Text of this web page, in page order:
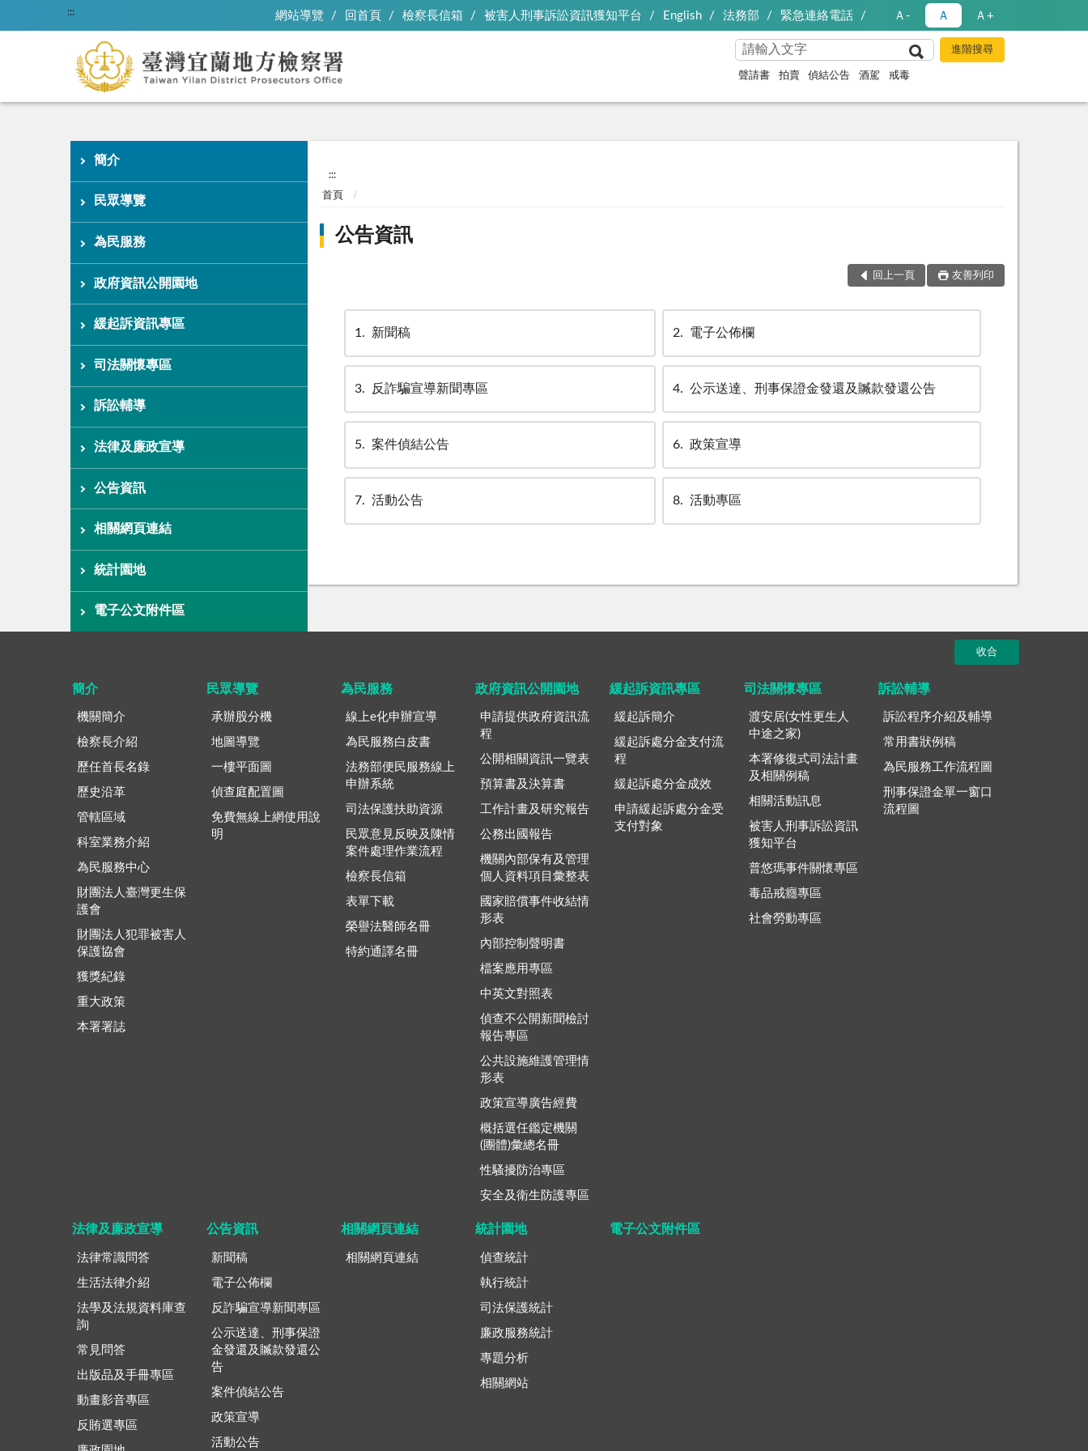
::: 網站導覽 回首頁 檢察長信箱 被害人刑事訴訟資訊獲知平台 English 法務部 緊急連絡電話 Ａ- Ａ Ａ+
聲請書 拍賣 偵結公告 酒駕 戒毒
簡介
民眾導覽
為民服務
政府資訊公開園地
緩起訴資訊專區
司法關懷專區
訴訟輔導
法律及廉政宣導
公告資訊
相關網頁連結
統計園地
電子公文附件區
:::
首頁
公告資訊
回上一頁 友善列印
1 新聞稿 2 電子公佈欄
3 反詐騙宣導新聞專區 4 公示送達、刑事保證金發還及贓款發還公告
5 案件偵結公告 6 政策宣導
7 活動公告 8 活動專區
收合
簡介
機關簡介
檢察長介紹
歷任首長名錄
歷史沿革
管轄區域
科室業務介紹
為民服務中心
財團法人臺灣更生保
護會
財團法人犯罪被害人
保護協會
獲獎紀錄
重大政策
本署署誌
民眾導覽
承辦股分機
地圖導覽
一樓平面圖
偵查庭配置圖
免費無線上網使用說
明
為民服務
線上e化申辦宣導
為民服務白皮書
法務部便民服務線上
申辦系統
司法保護扶助資源
民眾意見反映及陳情
案件處理作業流程
檢察長信箱
表單下載
榮譽法醫師名冊
特約通譯名冊
政府資訊公開園地
申請提供政府資訊流
程
公開相關資訊一覽表
預算書及決算書
工作計畫及研究報告
公務出國報告
機關內部保有及管理
個人資料項目彙整表
國家賠償事件收結情
形表
內部控制聲明書
檔案應用專區
中英文對照表
偵查不公開新聞檢討
報告專區
公共設施維護管理情
形表
政策宣導廣告經費
概括選任鑑定機關
(團體)彙總名冊
性騷擾防治專區
安全及衛生防護專區
緩起訴資訊專區
緩起訴簡介
緩起訴處分金支付流
程
緩起訴處分金成效
申請緩起訴處分金受
支付對象
司法關懷專區
渡安居(女性更生人
中途之家)
本署修復式司法計畫
及相關例稿
相關活動訊息
被害人刑事訴訟資訊
獲知平台
普悠瑪事件關懷專區
毒品戒癮專區
社會勞動專區
訴訟輔導
訴訟程序介紹及輔導
常用書狀例稿
為民服務工作流程圖
刑事保證金單一窗口
流程圖
法律及廉政宣導
法律常識問答
生活法律介紹
法學及法規資料庫查
詢
常見問答
出版品及手冊專區
動畫影音專區
反賄選專區
公告資訊
新聞稿
電子公佈欄
反詐騙宣導新聞專區
公示送達、刑事保證
金發還及贓款發還公
告
案件偵結公告
政策宣導
活動公告
相關網頁連結
相關網頁連結
統計園地
偵查統計
執行統計
司法保護統計
廉政服務統計
專題分析
相關網站
電子公文附件區